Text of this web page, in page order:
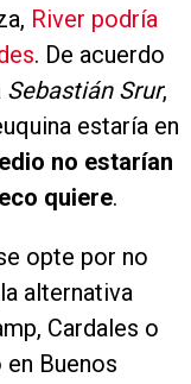
River podría
. De acuerdo
Sebastián Srur,
estaría en
no estarían
quiere.
opte por no
alternativa
Cardales o
Buenos